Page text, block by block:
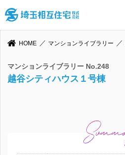
HOME マンションライブラリー
マンションライブラリー No.248
越谷シティハウス１号棟